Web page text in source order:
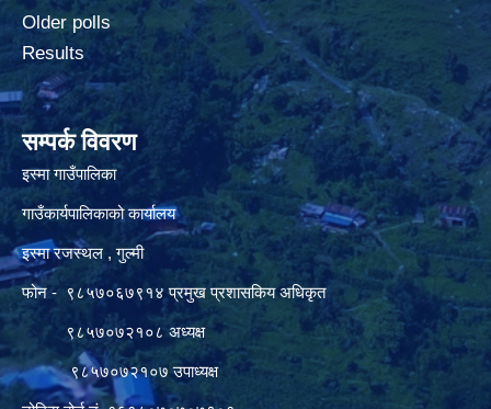
Older polls
Results
सम्पर्क विवरण
इस्मा गाउँपालिका
गाउँकार्यपालिकाको कार्यालय
इस्मा रजस्थल , गुल्मी
फोन - ९८५७०६७९१४ प्रमुख प्रशासकिय अधिकृत
९८५७०७२१०८ अध्यक्ष
९८५७०७२१०७ उपाध्यक्ष